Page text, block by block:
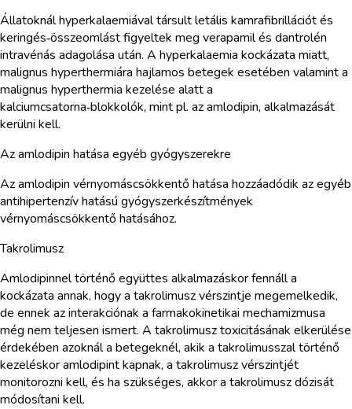
Állatoknál hyperkalaemiával társult letális kamrafibrillációt és
keringés‑összeomlást figyeltek meg verapamil és dantrolén
intravénás adagolása után. A hyperkalaemia kockázata miatt,
malignus hyperthermiára hajlamos betegek esetében valamint a
malignus hyperthermia kezelése alatt a
kalciumcsatorna‑blokkolók, mint pl. az amlodipin, alkalmazását
kerülni kell.
Az amlodipin hatása egyéb gyógyszerekre
Az amlodipin vérnyomáscsökkentő hatása hozzáadódik az egyéb
antihipertenzív hatású gyógyszerkészítmények
vérnyomáscsökkentő hatásához.
Takrolimusz
Amlodipinnel történő együttes alkalmazáskor fennáll a
kockázata annak, hogy a takrolimusz vérszintje megemelkedik,
de ennek az interakciónak a farmakokinetikai mechamizmusa
még nem teljesen ismert. A takrolimusz toxicitásának elkerülése
érdekében azoknál a betegeknél, akik a takrolimusszal történő
kezeléskor amlodipint kapnak, a takrolimusz vérszintjét
monitorozni kell, és ha szükséges, akkor a takrolimusz dózisát
módosítani kell.